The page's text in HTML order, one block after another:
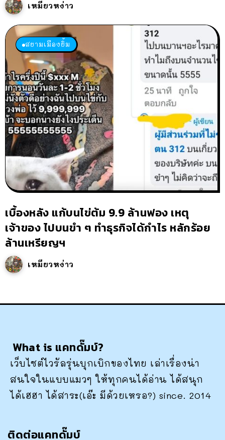
เหมียวหง่าว
สยามเมืองยิ้ม
เบื้องหลัง แก้บนไข่ต้ม 9.9 ล้านฟอง เหตุ
เจ้าของ ไปบนขำ ๆ ทำธุรกิจได้กำไร หลักร้อย
ล้านเหรียญฯ
เหมียวหง่าว
What is แคทดั๊มบ์?
เว็บไซต์ไวรัลรุ่นบุกเบิกของไทย เล่าเรื่องน่า
สนใจในแบบแมวๆ ให้ทุกคนได้อ่าน ได้สนุก
ได้เฮฮา ได้สาระ(เอ๊ะ มีด้วยเหรอ?) since. 2014
ติดต่อแคทดั๊มบ์